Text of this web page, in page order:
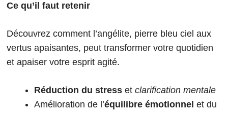
Ce qu’il faut retenir
Découvrez comment l’angélite, pierre bleu ciel aux
vertus apaisantes, peut transformer votre quotidien
et apaiser votre esprit agité.
Réduction du stress et clarification mentale
Amélioration de l’équilibre émotionnel et du